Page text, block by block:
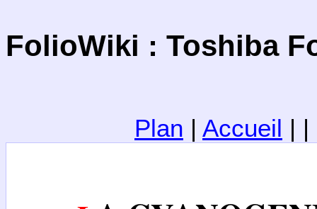
FolioWiki : Toshiba
Plan | Accueil | |